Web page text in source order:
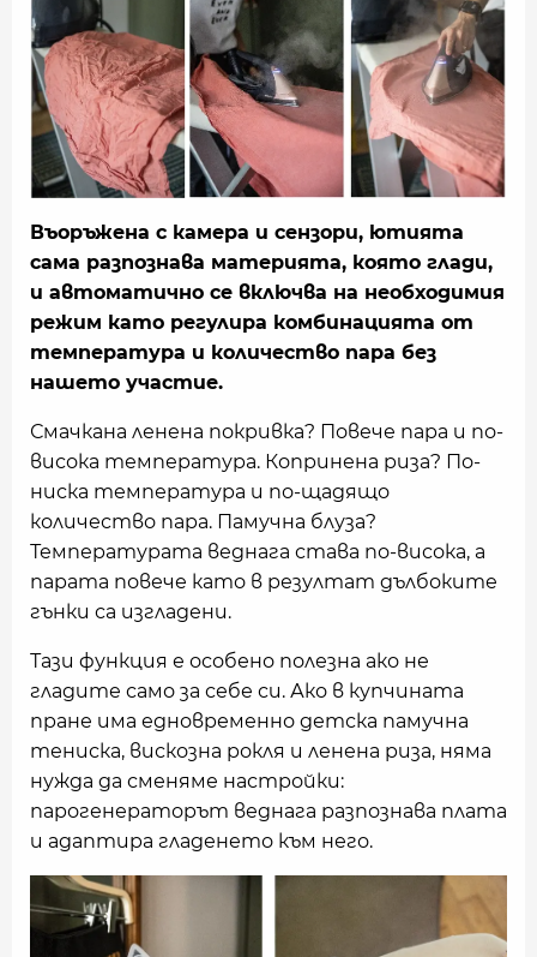
Въоръжена с камера и сензори, ютията
сама разпознава материята, която глади,
и автоматично се включва на необходимия
режим като регулира комбинацията от
температура и количество пара без
нашето участие.
Смачкана ленена покривка? Повече пара и по-
висока температура. Копринена риза? По-
ниска температура и по-щадящо
количество пара. Памучна блуза?
Температурата веднага става по-висока, а
парата повече като в резултат дълбоките
гънки са изгладени.
Тази функция е особено полезна ако не
гладите само за себе си. Ако в купчината
пране има едновременно детска памучна
тениска, вискозна рокля и ленена риза, няма
нужда да сменяме настройки:
парогенераторът веднага разпознава плата
и адаптира гладенето към него.